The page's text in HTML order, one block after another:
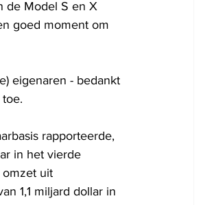
de Model S en X
goed moment om
eigenaren - bedankt
rapporteerde,
in het vierde
uit
1,1 miljard dollar in